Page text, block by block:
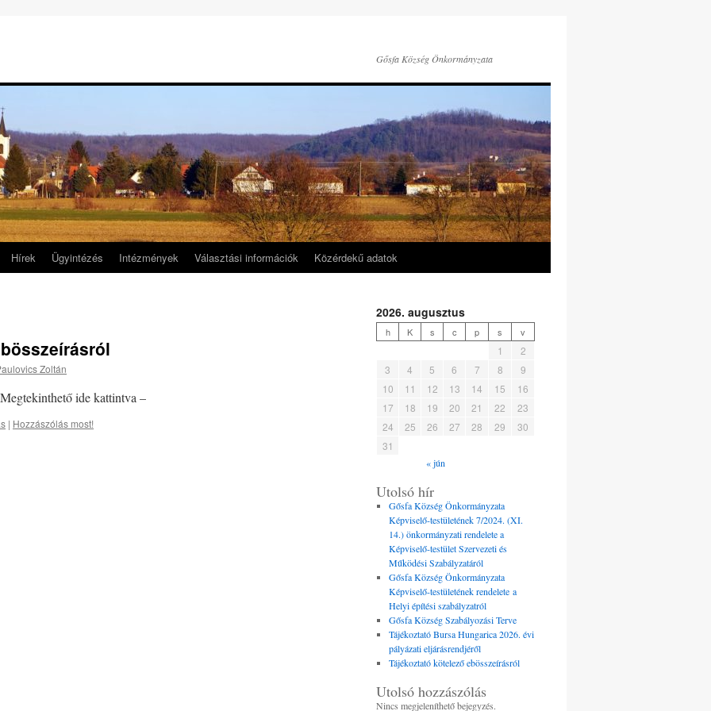
Gősfa Község Önkormányzata
Hírek Ügyintézés Intézmények Választási információk Közérdekű adatok
Zoltán
ide kattintva –
| Hozzászólás most!
2026. augusztus
h K s c p s v
1
2
3
4 5 6 7 8
9
10
11 12 13 14 15
16
17
18 19 20 21 22
23
24
25 26 27 28 29
30
31
« jún
Utolsó hír
Gősfa Község Önkormányzata
Képviselő-testületének 7/2024. (XI.
14.) önkormányzati rendelete a
Képviselő-testület Szervezeti és
Működési Szabályzatáról
Gősfa Község Önkormányzata
Képviselő-testületének rendelete a
Helyi építési szabályzatról
Gősfa Község Szabályozási Terve
Tájékoztató Bursa Hungarica 2026. évi
pályázati eljárásrendjéről
Tájékoztató kötelező ebösszeírásról
Utolsó hozzászólás
Nincs megjeleníthető bejegyzés.